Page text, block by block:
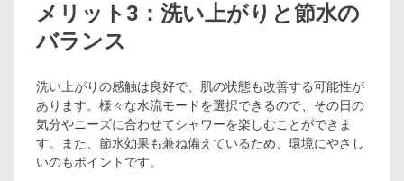
メリット3：洗い上がりと節水の
バランス
洗い上がりの感触は良好で、肌の状態も改善する可能性が
あります。様々な水流モードを選択できるので、その日の
気分やニーズに合わせてシャワーを楽しむことができま
す。また、節水効果も兼ね備えているため、環境にやさし
いのもポイントです。